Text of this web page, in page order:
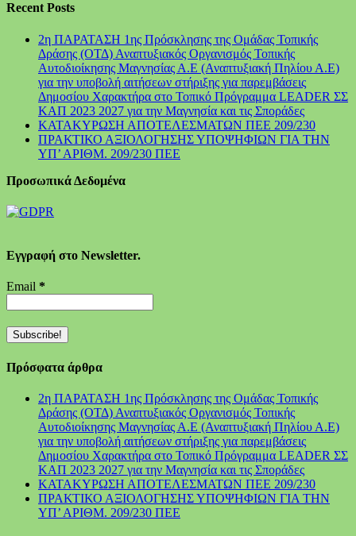
Recent Posts
2η ΠΑΡΑΤΑΣΗ 1ης Πρόσκλησης της Ομάδας Τοπικής
Δράσης (ΟΤΔ) Αναπτυξιακός Οργανισμός Τοπικής
Αυτοδιοίκησης Μαγνησίας Α.Ε (Αναπτυξιακή Πηλίου Α.Ε)
για την υποβολή αιτήσεων στήριξης για παρεμβάσεις
Δημοσίου Χαρακτήρα στο Τοπικό Πρόγραμμα LEADER ΣΣ
ΚΑΠ 2023 2027 για την Μαγνησία και τις Σποράδες
ΚΑΤΑΚΥΡΩΣΗ ΑΠΟΤΕΛΕΣΜΑΤΩΝ ΠΕΕ 209/230
ΠΡΑΚΤΙΚΟ ΑΞΙΟΛΟΓΗΣΗΣ ΥΠΟΨΗΦΙΩΝ ΓΙΑ ΤΗΝ
ΥΠ’ ΑΡΙΘΜ. 209/230 ΠΕΕ
Προσωπικά Δεδομένα
Εγγραφή στο Newsletter.
Email *
Πρόσφατα άρθρα
2η ΠΑΡΑΤΑΣΗ 1ης Πρόσκλησης της Ομάδας Τοπικής
Δράσης (ΟΤΔ) Αναπτυξιακός Οργανισμός Τοπικής
Αυτοδιοίκησης Μαγνησίας Α.Ε (Αναπτυξιακή Πηλίου Α.Ε)
για την υποβολή αιτήσεων στήριξης για παρεμβάσεις
Δημοσίου Χαρακτήρα στο Τοπικό Πρόγραμμα LEADER ΣΣ
ΚΑΠ 2023 2027 για την Μαγνησία και τις Σποράδες
ΚΑΤΑΚΥΡΩΣΗ ΑΠΟΤΕΛΕΣΜΑΤΩΝ ΠΕΕ 209/230
ΠΡΑΚΤΙΚΟ ΑΞΙΟΛΟΓΗΣΗΣ ΥΠΟΨΗΦΙΩΝ ΓΙΑ ΤΗΝ
ΥΠ’ ΑΡΙΘΜ. 209/230 ΠΕΕ